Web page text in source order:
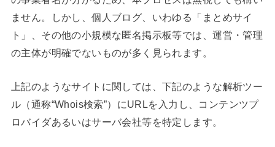
ません。しかし、個人ブログ、いわゆる「まとめサイ
ト」、その他の小規模な匿名掲示板等では、運営・管理
の主体が明確でないものが多く見られます。
上記のようなサイトに関しては、下記のような解析ツー
ル（通称“Whois検索”）にURLを入力し、コンテンツプ
ロバイダあるいはサーバ会社等を特定します。